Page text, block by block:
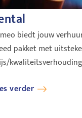
biedt jouw
pakket met
verder